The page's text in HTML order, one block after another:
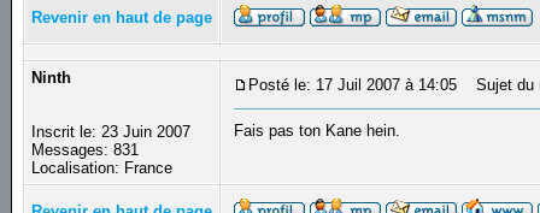
Revenir en haut de page
Ninth
Inscrit le: 23 Juin 2007
Messages: 831
Localisation: France
Posté le: 17 Juil 2007 à 14:05 Sujet du
Fais pas ton Kane hein.